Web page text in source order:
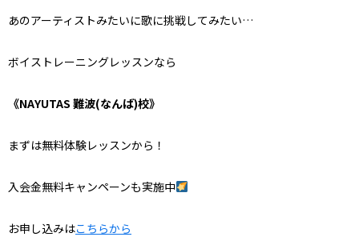
あのアーティストみたいに歌に挑戦してみたい…
ボイストレーニングレッスンなら
《NAYUTAS 難波(なんば)校》
まずは無料体験レッスンから！
入会金無料キャンペーンも実施中
お申し込みはこちらから